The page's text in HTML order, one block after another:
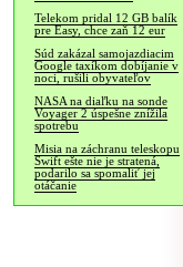
Telekom pridal 12 GB balík
pre Easy, chce zaň 12 eur
Súd zakázal samojazdiacim
Google taxíkom dobíjanie v
noci, rušili obyvateľov
NASA na diaľku na sonde
Voyager 2 úspešne znížila
spotrebu
Misia na záchranu teleskopu
Swift ešte nie je stratená,
podarilo sa spomaliť jej
otáčanie